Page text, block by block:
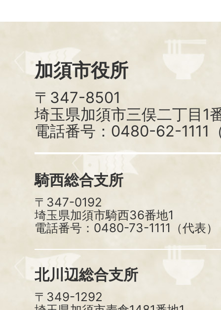
加須市役所
〒347-8501
埼玉県加須市三俣二丁目1
電話番号：0480-62-1111
騎西総合支所
〒347-0192
埼玉県加須市騎西36番地1
電話番号：0480-73-1111（代表）
北川辺総合支所
〒349-1292